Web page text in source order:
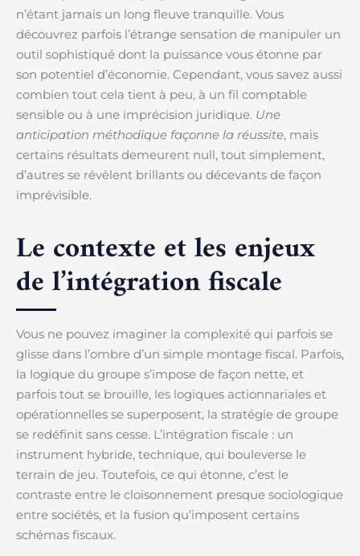
n’étant jamais un long fleuve tranquille. Vous
découvrez parfois l’étrange sensation de manipuler un
outil sophistiqué dont la puissance vous étonne par
son potentiel d’économie. Cependant, vous savez aussi
combien tout cela tient à peu, à un fil comptable
sensible ou à une imprécision juridique. Une
anticipation méthodique façonne la réussite, mais
certains résultats demeurent null, tout simplement,
d’autres se révèlent brillants ou décevants de façon
imprévisible.
Le contexte et les enjeux
de l’intégration fiscale
Vous ne pouvez imaginer la complexité qui parfois se
glisse dans l’ombre d’un simple montage fiscal. Parfois,
la logique du groupe s’impose de façon nette, et
parfois tout se brouille, les logiques actionnariales et
opérationnelles se superposent, la stratégie de groupe
se redéfinit sans cesse. L’intégration fiscale : un
instrument hybride, technique, qui bouleverse le
terrain de jeu. Toutefois, ce qui étonne, c’est le
contraste entre le cloisonnement presque sociologique
entre sociétés, et la fusion qu’imposent certains
schémas fiscaux.